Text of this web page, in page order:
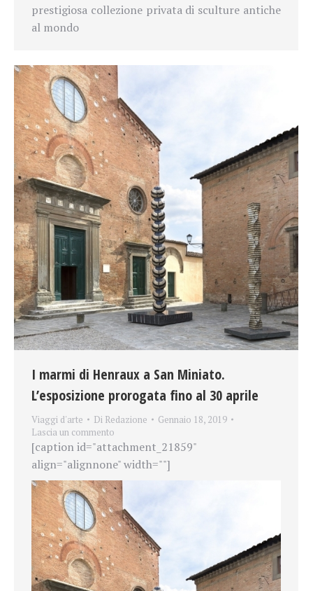
prestigiosa collezione privata di sculture antiche
al mondo
I marmi di Henraux a San Miniato.
L’esposizione prorogata fino al 30 aprile
Viaggi d'arte Di Redazione
Gennaio 18, 2019
Lascia un commento
[caption id="attachment_21859"
align="alignnone" width=""]